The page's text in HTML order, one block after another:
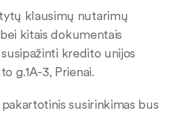
klausimų nutarimų
kitais dokumentais
kredito unijos
g.1A-3, Prienai.
susirinkimas bus